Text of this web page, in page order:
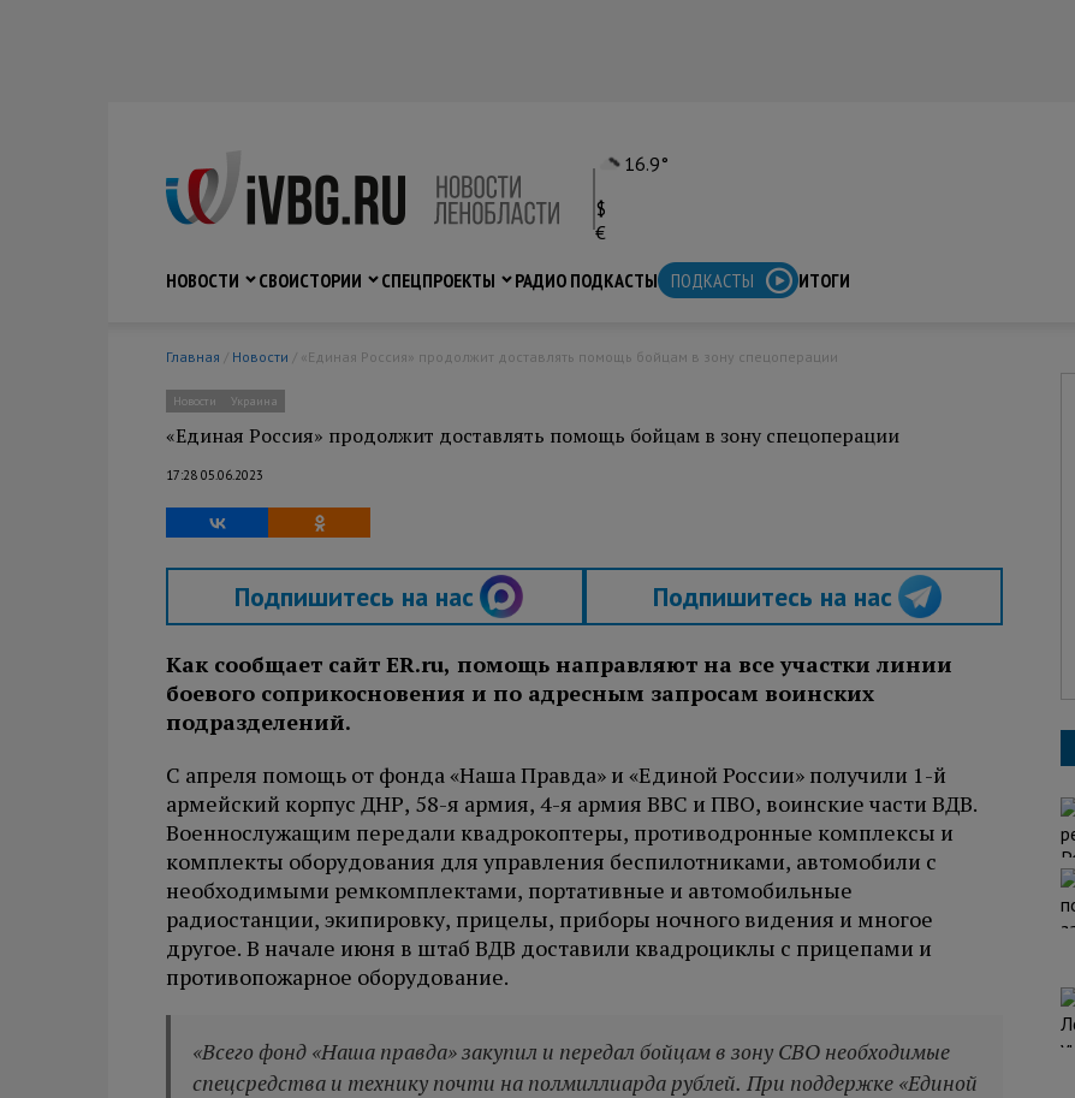
16.9°
$
€
НОВОСТИ
СВОИСТОРИИ СПЕЦПРОЕКТЫ РАДИО ПОДКАСТЫ ПОДКАСТЫ ИТОГИ
Главная / Новости / «Единая Россия» продолжит доставлять помощь бойцам в зону спецоперации
Новости Украина
«Единая Россия» продолжит доставлять помощь бойцам в зону спецоперации
17:28 05.06.2023
Подпишитесь на нас Подпишитесь на нас
Как сообщает сайт ER.ru, помощь направляют на все участки линии
боевого соприкосновения и по адресным запросам воинских
подразделений.
С апреля помощь от фонда «Наша Правда» и «Единой России» получили 1-й
армейский корпус ДНР, 58-я армия, 4-я армия ВВС и ПВО, воинские части ВДВ.
Военнослужащим передали квадрокоптеры, противодронные комплексы и
комплекты оборудования для управления беспилотниками, автомобили с
необходимыми ремкомплектами, портативные и автомобильные
радиостанции, экипировку, прицелы, приборы ночного видения и многое
другое. В начале июня в штаб ВДВ доставили квадроциклы с прицепами и
противопожарное оборудование.
«Всего фонд «Наша правда» закупил и передал бойцам в зону СВО необходимые
спецсредства и технику почти на полмиллиарда рублей. При поддержке «Единой